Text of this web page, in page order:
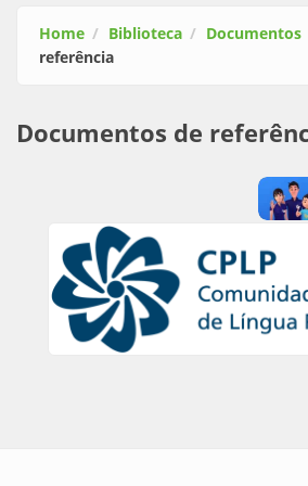
Home Biblioteca Documentos
referência
Documentos de